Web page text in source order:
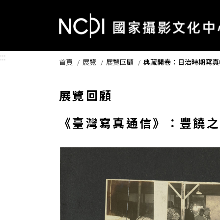
::: 首頁 展覽 展覽回顧 典藏開卷：日治時期寫
展覽回顧
《臺灣寫真通信》：豐饒